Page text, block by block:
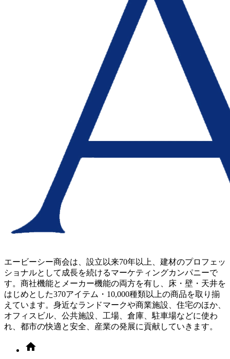
エービーシー商会は、設立以来70年以上、建材のプロフェッ
ショナルとして成長を続けるマーケティングカンパニーで
す。商社機能とメーカー機能の両方を有し、床・壁・天井を
はじめとした370アイテム・10,000種類以上の商品を取り揃
えています。身近なランドマークや商業施設、住宅のほか、
オフィスビル、公共施設、工場、倉庫、駐車場などに使わ
れ、都市の快適と安全、産業の発展に貢献していきます。